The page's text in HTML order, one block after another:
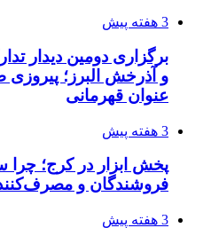
3 هفته پیش
برگزاری دومین دیدار
و آذرخش البرز؛
عنوان قهرمانی
3 هفته پیش
پخش ابزار در کرج؛ چرا
فروشندگان و
3 هفته پیش